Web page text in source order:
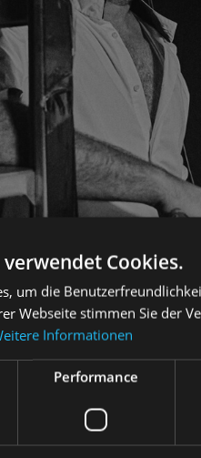
Cookies.
um die
Webseite stimmen Sie der
Informationen
Performance